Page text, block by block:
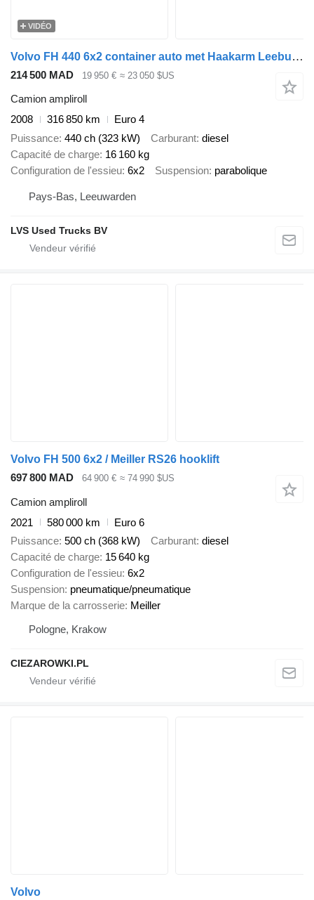
VIDÉO
Volvo FH 440 6x2 container auto met Haakarm Leebur hooklift 25 T
214 500 MAD 19 950 € ≈ 23 050 $US
Camion ampliroll
2008
316 850 km
Euro 4
Puissance 440 ch (323 kW) Carburant diesel
Capacité de charge 16 160 kg
Configuration de l'essieu 6x2 Suspension parabolique
Pays-Bas, Leeuwarden
LVS Used Trucks BV
Volvo FH 500 6x2 / Meiller RS26 hooklift
697 800 MAD
64 900 € ≈ 74 990 $US
Camion ampliroll
2021
580 000 km
Euro 6
Puissance 500 ch (368 kW) Carburant diesel
Capacité de charge 15 640 kg
Configuration de l'essieu 6x2
Suspension pneumatique/pneumatique
Marque de la carrosserie Meiller
Pologne, Krakow
CIEZAROWKI.PL
Volvo